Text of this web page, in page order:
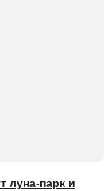
луна-парк и